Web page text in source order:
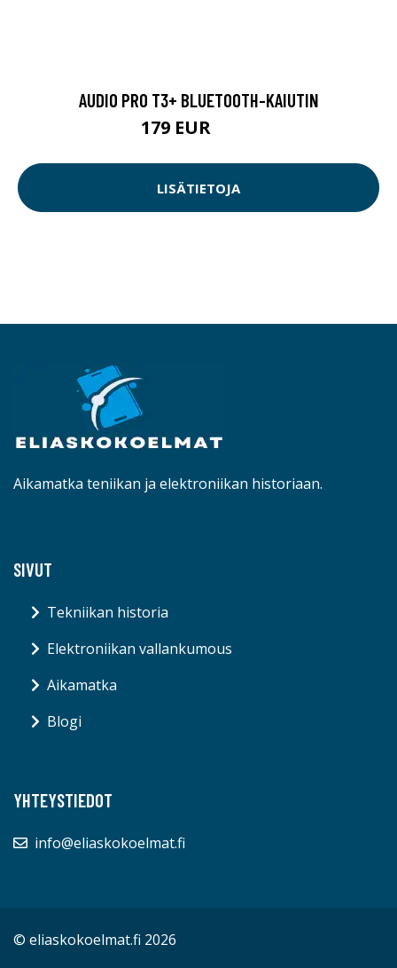
AUDIO PRO T3+ BLUETOOTH-KAIUTIN
179 EUR
LISÄTIETOJA
Aikamatka teniikan ja elektroniikan historiaan.
SIVUT
Tekniikan historia
Elektroniikan vallankumous
Aikamatka
Blogi
YHTEYSTIEDOT
info@eliaskokoelmat.fi
© eliaskokoelmat.fi 2026